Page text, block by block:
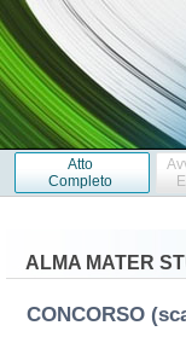
Atto
Completo
ALMA MATER
CONCORSO